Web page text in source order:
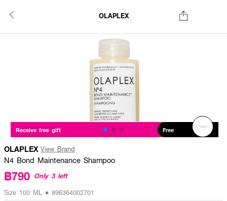
OLAPLEX
Receive free gift Free
OLAPLEX View Brand
N4 Bond Maintenance Shampoo
฿790 Only 3 left
Size 100 ML • 896364002701